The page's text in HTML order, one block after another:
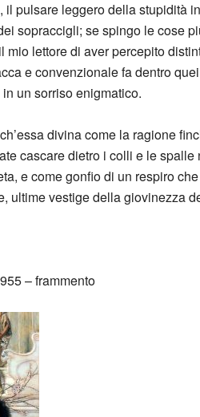
il pulsare leggero della stupidità
sopraccigli; se spingo le cose
lettore di aver percepito
e convenzionale fa dentro
un sorriso enigmatico.
divina come la ragione
cascare dietro i colli e le spalle
e come gonfio di un respiro
ultime vestige della giovinezza
– frammento